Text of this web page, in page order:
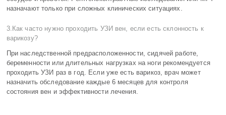
назначают только при сложных клинических ситуациях.
3.Как часто нужно проходить УЗИ вен, если есть склонность к
варикозу?
При наследственной предрасположенности, сидячей работе,
беременности или длительных нагрузках на ноги рекомендуется
проходить УЗИ раз в год. Если уже есть варикоз, врач может
назначить обследование каждые 6 месяцев для контроля
состояния вен и эффективности лечения.